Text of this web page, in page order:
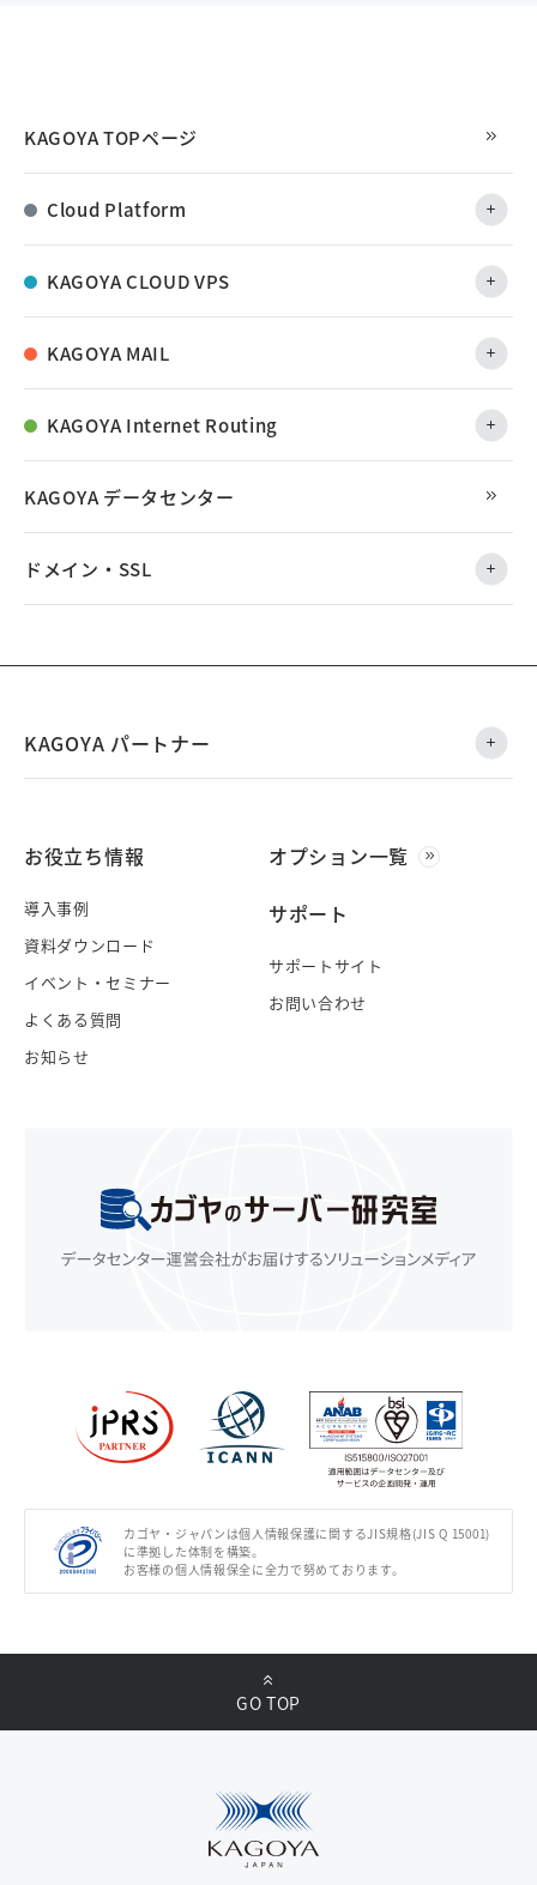
KAGOYA TOPページ
Cloud Platform
KAGOYA CLOUD VPS
KAGOYA MAIL
KAGOYA Internet Routing
KAGOYA データセンター
ドメイン・SSL
KAGOYA パートナー
お役立ち情報
導入事例
資料ダウンロード
イベント・セミナー
よくある質問
お知らせ
オプション一覧
サポート
サポートサイト
お問い合わせ
カゴヤ・ジャパンは個人情報保護に関するJIS規格(JIS Q 15001)
に準拠した体制を構築。
お客様の個人情報保全に全力で努めております。
GO TOP